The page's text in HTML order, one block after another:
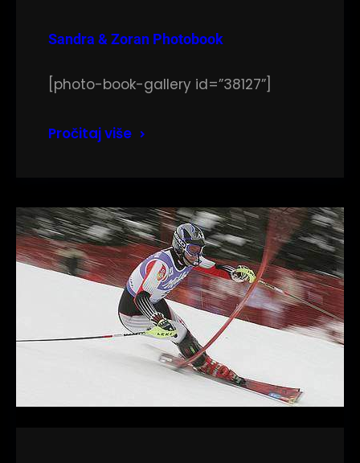
Sandra & Zoran Photobook
[photo-book-gallery id=”38127”]
Pročitaj više